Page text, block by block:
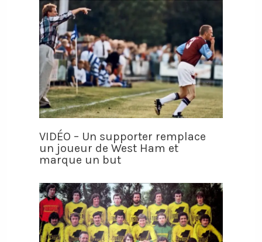
VIDÉO – Un supporter remplace
un joueur de West Ham et
marque un but